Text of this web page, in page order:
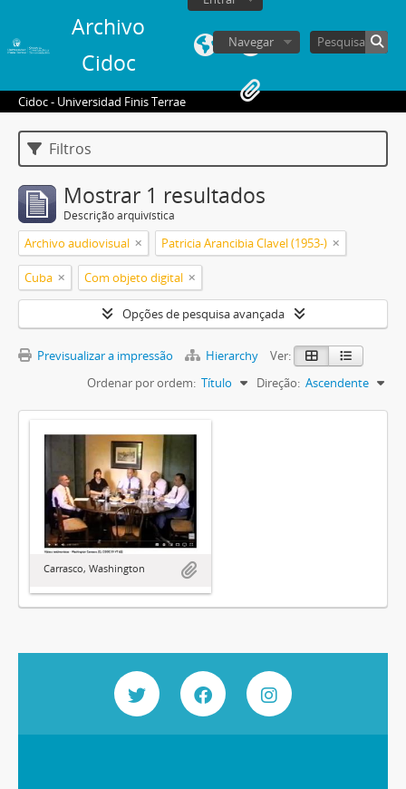
Archivo
Cidoc
Navegar
Cidoc - Universidad Finis Terrae
Filtros
Mostrar 1 resultados
Descrição arquivística
Archivo audiovisual Patricia Arancibia Clavel (1953-)
Cuba Com objeto digital
Opções de pesquisa avançada
Previsualizar a impressão Hierarchy
Ver:
Ordenar por ordem: Título Direção: Ascendente
Carrasco, Washington